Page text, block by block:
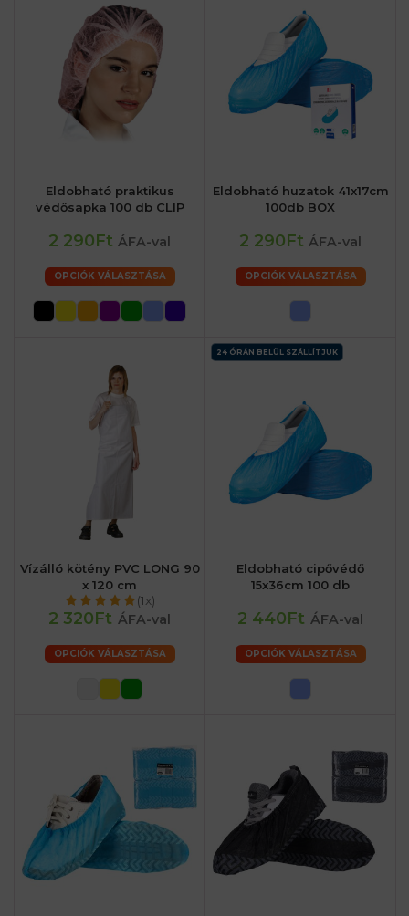
Eldobható praktikus
védősapka 100 db CLIP
2 290Ft ÁFA-val
OPCIÓK VÁLASZTÁSA
Eldobható huzatok 41x17cm
100db BOX
2 290Ft ÁFA-val
OPCIÓK VÁLASZTÁSA
Vízálló kötény PVC LONG 90
x 120 cm
(1x)
2 320Ft ÁFA-val
OPCIÓK VÁLASZTÁSA
24 ÓRÁN BELÜL SZÁLLÍTJUK
Eldobható cipővédő
15x36cm 100 db
2 440Ft ÁFA-val
OPCIÓK VÁLASZTÁSA